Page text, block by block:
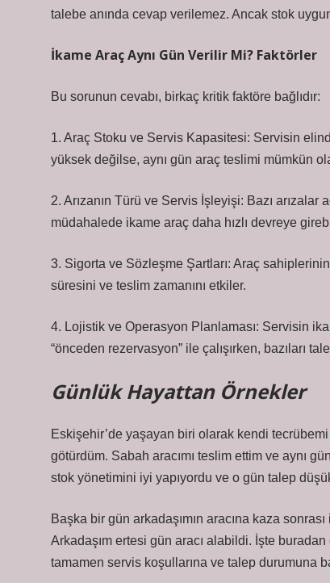
talebe anında cevap verilemez. Ancak stok
İkame Araç Aynı Gün Verilir Mi? Faktörler
Bu sorunun cevabı, birkaç kritik faktöre bağlıdır:
1. Araç Stoku ve Servis Kapasitesi: Servisin
yüksek değilse, aynı gün araç teslimi mümkün
2. Arızanın Türü ve Servis İşleyişi: Bazı arızalar
müdahalede ikame araç daha hızlı devreye
3. Sigorta ve Sözleşme Şartları: Araç
süresini ve teslim zamanını etkiler.
4. Lojistik ve Operasyon Planlaması: Servisin
“önceden rezervasyon” ile çalışırken, bazıları
Günlük Hayattan Örnekler
Eskişehir’de yaşayan biri olarak kendi
götürdüm. Sabah aracımı teslim ettim ve aynı
stok yönetimini iyi yapıyordu ve o gün talep
Başka bir gün arkadaşımın aracına kaza
Arkadaşım ertesi gün aracı alabildi. İşte
tamamen servis koşullarına ve talep durumuna